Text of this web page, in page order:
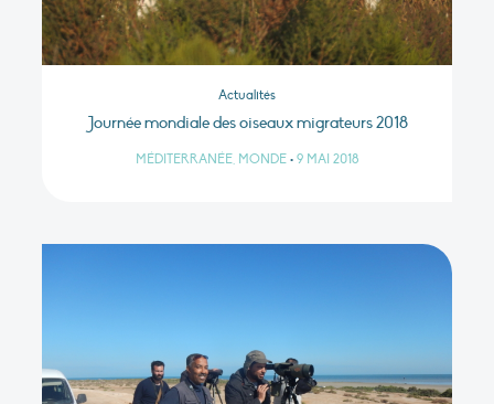
Actualités
Journée mondiale des oiseaux migrateurs 2018
MÉDITERRANÉE, MONDE • 9 MAI 2018